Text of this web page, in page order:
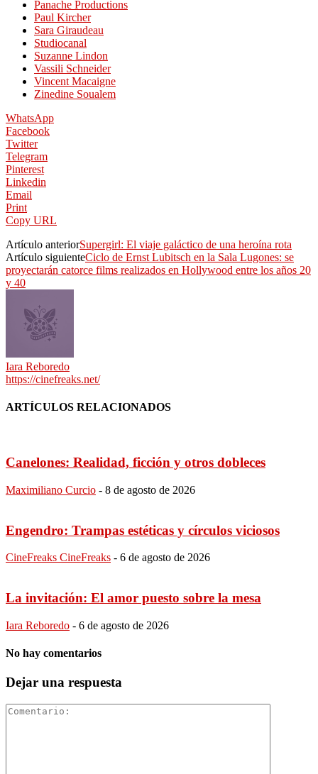
Panache Productions
Paul Kircher
Sara Giraudeau
Studiocanal
Suzanne Lindon
Vassili Schneider
Vincent Macaigne
Zinedine Soualem
WhatsApp
Facebook
Twitter
Telegram
Pinterest
Linkedin
Email
Print
Copy URL
Artículo anteriorSupergirl: El viaje galáctico de una heroína rota
Artículo siguienteCiclo de Ernst Lubitsch en la Sala Lugones: se
proyectarán catorce films realizados en Hollywood entre los años 20
y 40
Iara Reboredo
https://cinefreaks.net/
ARTÍCULOS RELACIONADOS
Canelones: Realidad, ficción y otros dobleces
Maximiliano Curcio - 8 de agosto de 2026
Engendro: Trampas estéticas y círculos viciosos
CineFreaks CineFreaks - 6 de agosto de 2026
La invitación: El amor puesto sobre la mesa
Iara Reboredo - 6 de agosto de 2026
No hay comentarios
Dejar una respuesta